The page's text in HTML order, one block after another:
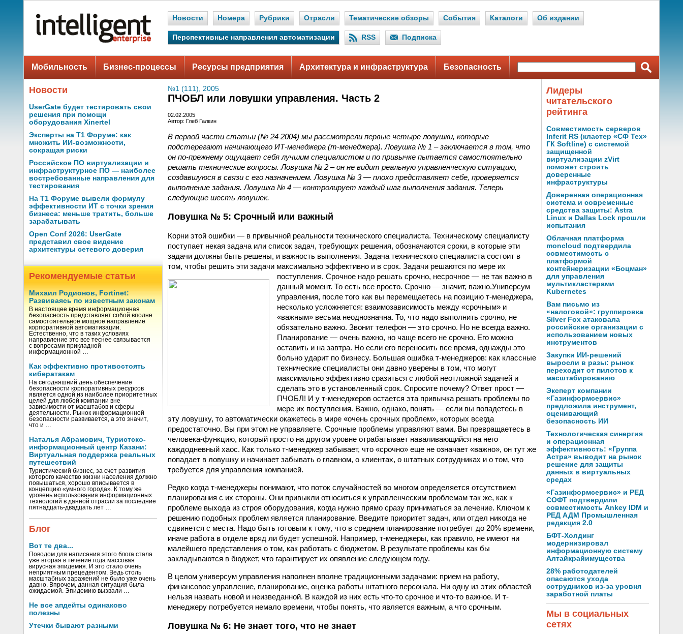
Новости Номера Рубрики Отрасли Тематические обзоры События Каталоги Об издании
Перспективные направления автоматизации RSS Подписка
Мобильность Бизнес-процессы Ресурсы предприятия Архитектура и инфраструктура Безопасность
Новости
UserGate будет тестировать свои
решения при помощи
оборудования Xinertel
Эксперты на Т1 Форуме: как
множить ИИ-возможности,
сокращая риски
Российское ПО виртуализации и
инфраструктурное ПО — наиболее
востребованные направления для
тестирования
На Т1 Форуме вывели формулу
эффективности ИТ с точки зрения
бизнеса: меньше тратить, больше
зарабатывать
Open Conf 2026: UserGate
представил свое видение
архитектуры сетевого доверия
Рекомендуемые статьи
Михаил Родионов, Fortinet:
Развиваясь по известным законам
В настоящее время информационная
безопасность представляет собой вполне
самостоятельное мощное направление
корпоративной автоматизации.
Естественно, что в таких условиях
направление это все теснее связывается
с вопросами прикладной
информационной …
Как эффективно противостоять
кибератакам
На сегодняшний день обеспечение
безопасности корпоративных ресурсов
является одной из наиболее приоритетных
целей для любой компании вне
зависимости от масштабов и сферы
деятельности. Рынок информационной
безопасности развивается, а это значит,
что и …
Наталья Абрамович, Туристско-
информационный центр Казани:
Виртуальная поддержка реальных
путешествий
Туристический бизнес, за счет развития
которого качество жизни населения должно
повышаться, хорошо вписывается в
концепцию «умного города». К тому же
уровень использования информационных
технологий в данной отрасли за последние
пятнадцать-двадцать лет …
Блог
Вот те два...
Поводом для написания этого блога стала
уже вторая в течение года массовая
вирусная эпидемия. И это стало очень
неприятным прецедентом. Ведь столь
масштабных заражений не было уже очень
давно. Впрочем, данная ситуация была
ожидаемой. Эпидемию вызвали …
Не все апдейты одинаково
полезны
Утечки бывают разными
№1 (111), 2005
ПЧОБЛ или ловушки управления. Часть 2
02.02.2005
Автор: Глеб Галкин
В первой части статьи (№ 24 2004) мы рассмотрели первые четыре ловушки, которые
подстерегают начинающего ИТ-менеджера (т-менеджера). Ловушка № 1 – заключается в том, что
он по-прежнему ощущает себя лучшим специалистом и по привычке пытается самостоятельно
решать технические вопросы. Ловушка № 2 – он не видит реальную управленческую ситуацию,
создавшуюся в связи с его назначением. Ловушка № 3 — плохо представляет себе, проверяется
выполнение задания. Ловушка № 4 — контролирует каждый шаг выполнения задания. Теперь
следующие шесть ловушек.
Ловушка № 5: Срочный или важный
Корни этой ошибки — в привычной реальности технического специалиста. Техническому специалисту
поступает некая задача или список задач, требующих решения, обозначаются сроки, в которые эти
задачи должны быть решены, и важность выполнения. Задача технического специалиста состоит в
том, чтобы решить эти задачи максимально эффективно и в срок. Задачи решаются по мере их
поступления. Срочное надо решать срочно, несрочное — не так важно в
данный момент. То есть все просто. Срочно — значит, важно.Универсум
управления, после того как вы перемещаетесь на позицию т-менеджера,
несколько усложняется: взаимозависимость между «срочным» и
«важным» весьма неоднозначна. То, что надо выполнить срочно, не
обязательно важно. Звонит телефон — это срочно. Но не всегда важно.
Планирование — очень важно, но чаще всего не срочно. Его можно
оставить и на завтра. Но если его переносить все время, однажды это
больно ударит по бизнесу. Большая ошибка т-менеджеров: как классные
технические специалисты они давно уверены в том, что могут
максимально эффективно сразиться с любой неотложной задачей и
сделать это в установленный срок. Спросите почему? Ответ прост —
ПЧОБЛ! И у т-менеджеров остается эта привычка решать проблемы по
мере их поступления. Важно, однако, понять — если вы попадетесь в
эту ловушку, то автоматически окажетесь в мире «очень срочных проблем», которых всегда
предостаточно. Вы при этом не управляете. Срочные проблемы управляют вами. Вы превращаетесь в
человека-функцию, который просто на другом уровне отрабатывает наваливающийся на него
каждодневный хаос. Как только т-менеджер забывает, что «срочно» еще не означает «важно», он тут же
попадает в ловушку и начинает забывать о главном, о клиентах, о штатных сотрудниках и о том, что
требуется для управления компанией.
Редко когда т-менеджеры понимают, что поток случайностей во многом определяется отсутствием
планирования с их стороны. Они привыкли относиться к управленческим проблемам так же, как к
проблеме выхода из строя оборудования, когда нужно прямо сразу приниматься за лечение. Ключом к
решению подобных проблем является планирование. Введите приоритет задач, или отдел никогда не
сдвинется с места. Надо быть готовым к тому, что в среднем планирование потребует до 20% времени,
иначе работа в отделе вряд ли будет успешной. Например, т-менеджеры, как правило, не имеют ни
малейшего представления о том, как работать с бюджетом. В результате проблемы как бы
закладываются в бюджет, что гарантирует их опявление следующем году.
В целом универсум управления наполнен вполне традиционными задачами: прием на работу,
финансовое управление, планирование, оценка работы штатного персонала. Ни одну из этих областей
нельзя назвать новой и неизведанной. В каждой из них есть что-то срочное и что-то важное. И т-
менеджеру потребуется немало времени, чтобы понять, что является важным, а что срочным.
Ловушка № 6: Не знает того, что не знает
Лидеры
читательского
рейтинга
Совместимость серверов
Inferit RS (кластер «СФ Тех»
ГК Softline) с системой
защищенной
виртуализации zVirt
поможет строить
доверенные
инфраструктуры
Доверенная операционная
система и современные
средства защиты: Astra
Linux и Dallas Lock прошли
испытания
Облачная платформа
moncloud подтвердила
совместимость с
платформой
контейнеризации «Боцман»
для управления
мультикластерами
Kubernetes
Вам письмо из
«налоговой»: группировка
Silver Fox атаковала
российские организации с
использованием новых
инструментов
Закупки ИИ-решений
выросли в разы: рынок
переходит от пилотов к
масштабированию
Эксперт компании
«Газинформсервис»
предложила инструмент,
оценивающий
безопасность ИИ
Технологическая синергия
и операционная
эффективность: «Группа
Астра» выводит на рынок
решение для защиты
данных в виртуальных
средах
«Газинформсервис» и РЕД
СОФТ подтвердили
совместимость Ankey IDM и
РЕД АДМ Промышленная
редакция 2.0
БФТ-Холдинг
модернизировал
информационную систему
Алтайкрайимущества
28% работодателей
опасаются ухода
сотрудников из-за уровня
заработной платы
Мы в социальных
сетях